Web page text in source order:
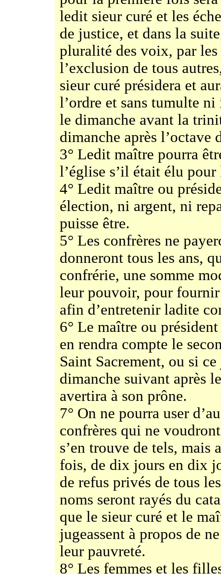
ledit sieur curé et les
de justice, et dans la
pluralité des voix, par les
l’exclusion de tous
sieur curé présidera et
l’ordre et sans tumulte
le dimanche avant la
dimanche après l’octave
3° Ledit maître pourra
l’église s’il était élu
4° Ledit maître ou
élection, ni argent, ni
puisse être.
5° Les confrères ne
donneront tous les ans,
confrérie, une somme
leur pouvoir, pour
afin d’entretenir ladite
6° Le maître ou
en rendra compte le
Saint Sacrement, ou si
dimanche suivant après
avertira à son prône.
7° On ne pourra user
confrères qui ne
s’en trouve de tels, mais
fois, de dix jours en dix
de refus privés de tous
noms seront rayés du
que le sieur curé et le
jugeassent à propos de
leur pauvreté.
8° Les femmes et les